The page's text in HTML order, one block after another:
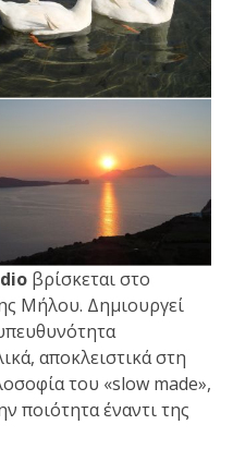
βρίσκεται στο
Μήλου. Δημιουργεί
αποκλειστικά στη
του «slow made»,
ποιότητα έναντι της